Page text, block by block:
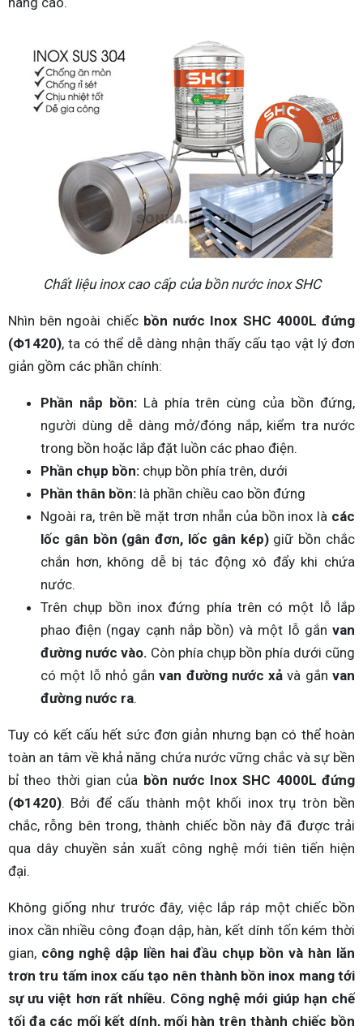
Chất liệu inox cao cấp của bồn nước inox SHC
Nhìn bên ngoài chiếc bồn nước Inox SHC 4000L đứng
(Φ1420), ta có thể dễ dàng nhận thấy cấu tạo vật lý đơn
giản gồm các phần chính:
Phần nắp bồn:Là phía trên cùng của bồn đứng,
người dùng dễ dàng mở/đóng nắp, kiểm tra nước
trong bồn hoặc lắp đặt luồn các phao điện.
Phần chụp bồn: chụp bồn phía trên, dưới
Phần thân bồn: là phần chiều cao bồn đứng
Ngoài ra, trên bề mặt trơn nhẵn của bồn inox là các
lốc gân bồn (gân đơn, lốc gân kép)giữ bồn chắc
chắn hơn, không dễ bị tác động xô đẩy khi chứa
nước.
Trên chụp bồn inox đứng phía trên có một lỗ lắp
phao điện (ngay cạnh nắp bồn) và một lỗ gắn van
đường nước vào. Còn phía chụp bồn phía dưới cũng
có một lỗ nhỏ gắnvan đường nước xả và gắnvan
đường nước ra.
Tuy có kết cấu hết sức đơn giản nhưng bạn có thể hoàn
toàn an tâm về khả năng chứa nước vững chắc và sự bền
bỉ theo thời gian của bồn nước Inox SHC 4000L đứng
(Φ1420). Bởi để cấu thành một khối inox trụ tròn bền
chắc, rỗng bên trong, thành chiếc bồn này đã được trải
qua dây chuyền sản xuất công nghệ mới tiên tiến hiện
đại.
Không giống như trước đây, việc lắp ráp một chiếc bồn
inox cần nhiều công đoạn dập, hàn, kết dính tốn kém thời
gian, công nghệ dập liền hai đầu chụp bồn và hàn lăn
trơn tru tấm inox cấu tạo nên thành bồn inox mang tới
sự ưu việt hơn rất nhiều. Công nghệ mới giúp hạn chế
tối đa các mối kết dính, mối hàn trên thành chiếc bồn